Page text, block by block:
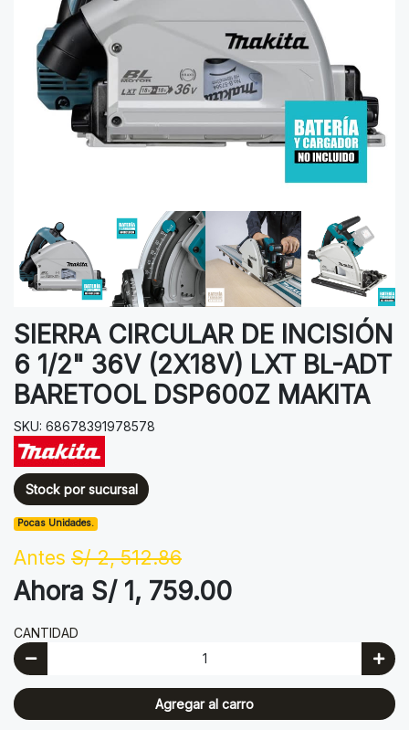
SIERRA CIRCULAR DE INCISIÓN
6 1/2" 36V (2X18V) LXT BL-ADT
BARETOOL DSP600Z MAKITA
SKU: 68678391978578
Stock por sucursal
Pocas Unidades.
Antes S/ 2, 512.86
Ahora S/ 1, 759.00
CANTIDAD
Agregar al carro